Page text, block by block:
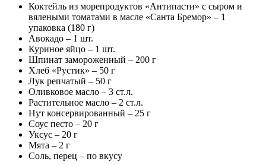
Коктейль из морепродуктов «Антипасти» с сыром и
вялеными томатами в масле «Санта Бремор» – 1
упаковка (180 г)
Авокадо – 1 шт.
Куриное яйцо – 1 шт.
Шпинат замороженный – 200 г
Хлеб «Рустик» – 50 г
Лук репчатый – 50 г
Оливковое масло – 3 ст.л.
Растительное масло – 2 ст.л.
Нут консервированный – 25 г
Соус песто – 20 г
Уксус – 20 г
Мята – 2 г
Соль, перец – по вкусу